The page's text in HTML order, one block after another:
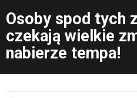
Osoby spod tych
czekają wielkie
nabierze tempa!